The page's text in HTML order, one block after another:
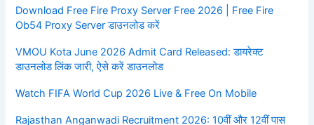
Download Free Fire Proxy Server Free 2026 | Free Fire
Ob54 Proxy Server डाउनलोड करें
VMOU Kota June 2026 Admit Card Released: डायरेक्ट
डाउनलोड लिंक जारी, ऐसे करें डाउनलोड
Watch FIFA World Cup 2026 Live & Free On Mobile
Rajasthan Anganwadi Recruitment 2026: 10वीं और 12वीं पास